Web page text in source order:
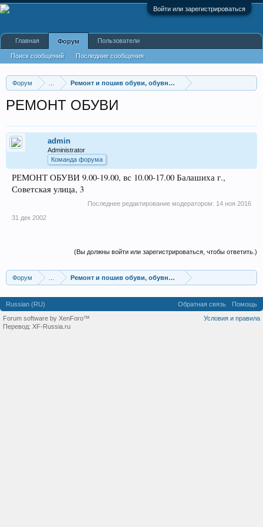
Войти или зарегистрироваться
Форум Ремонт и пошив обуви, обувные мастерские
РЕМОНТ ОБУВИ
admin
Administrator
Команда форума
РЕМОНТ ОБУВИ 9.00-19.00, вс 10.00-17.00 Балашиха г.,
Советская улица, 3
Последнее редактирование модератором: 14 ноя 2016
31 дек 2002
(Вы должны войти или зарегистрироваться, чтобы ответить.)
Форум Ремонт и пошив обуви, обувные мастерские
Главная Форум
Поиск сообщений Последние сообщения
Пользователи
Russian (RU) Обратная связь
Помощь
Условия и правила
Forum software by XenForo™
Перевод: XF-Russia.ru